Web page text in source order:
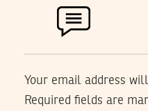
Your email address
Required fields are